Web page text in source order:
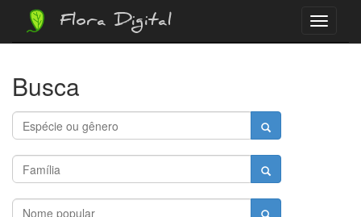
Menu
Flora Digital
Busca